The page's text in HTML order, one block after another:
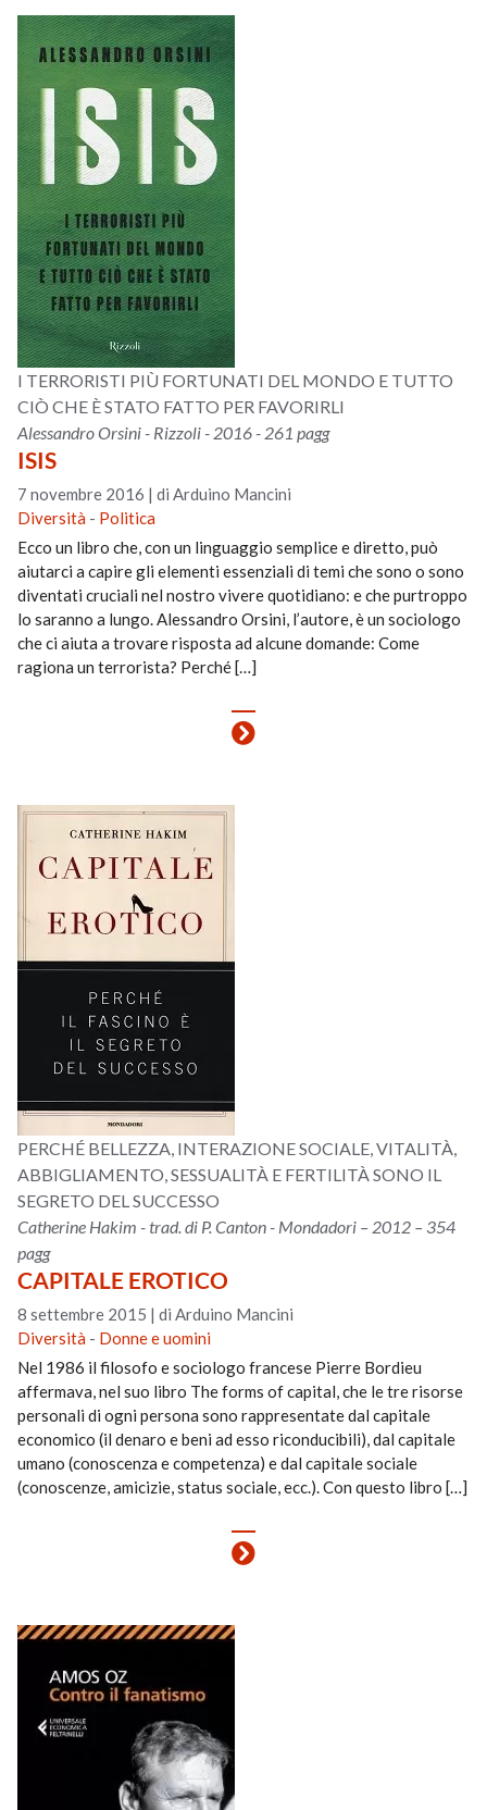
I TERRORISTI PIÙ FORTUNATI DEL MONDO E TUTTO
CIÒ CHE È STATO FATTO PER FAVORIRLI
Alessandro Orsini - Rizzoli - 2016 - 261 pagg
ISIS
7 novembre 2016 |di Arduino Mancini
Diversità - Politica
Ecco un libro che, con un linguaggio semplice e diretto, può
aiutarci a capire gli elementi essenziali di temi che sono o sono
diventati cruciali nel nostro vivere quotidiano: e che purtroppo
lo saranno a lungo. Alessandro Orsini, l’autore, è un sociologo
che ci aiuta a trovare risposta ad alcune domande: Come
ragiona un terrorista? Perché […]
PERCHÉ BELLEZZA, INTERAZIONE SOCIALE, VITALITÀ,
ABBIGLIAMENTO, SESSUALITÀ E FERTILITÀ SONO IL
SEGRETO DEL SUCCESSO
Catherine Hakim - trad. di P. Canton - Mondadori – 2012 – 354
pagg
CAPITALE EROTICO
8 settembre 2015 |di Arduino Mancini
Diversità - Donne e uomini
Nel 1986 il filosofo e sociologo francese Pierre Bordieu
affermava, nel suo libro The forms of capital, che le tre risorse
personali di ogni persona sono rappresentate dal capitale
economico (il denaro e beni ad esso riconducibili), dal capitale
umano (conoscenza e competenza) e dal capitale sociale
(conoscenze, amicizie, status sociale, ecc.). Con questo libro […]